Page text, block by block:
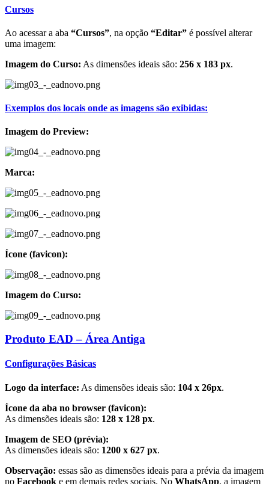
Cursos
Ao acessar a aba “Cursos”, na opção “Editar” é possível alterar
uma imagem:
Imagem do Curso: As dimensões ideais são: 256 x 183 px.
Exemplos dos locais onde as imagens são exibidas:
Imagem do Preview:
Marca:
Ícone (favicon):
Imagem do Curso:
Produto EAD – Área Antiga
Configurações Básicas
Logo da interface: As dimensões ideais são: 104 x 26px.
Ícone da aba no browser (favicon):
As dimensões ideais são: 128 x 128 px.
Imagem de SEO (prévia):
As dimensões ideais são: 1200 x 627 px.
Observação: essas são as dimensões ideais para a prévia da imagem
no Facebook e em demais redes sociais. No WhatsApp, a imagem